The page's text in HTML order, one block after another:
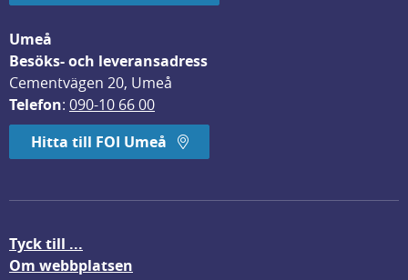
Umeå
Besöks- och leveransadress
Cementvägen 20, Umeå
Telefon: 090-10 66 00
Hitta till FOI Umeå
Tyck till ...
Om webbplatsen